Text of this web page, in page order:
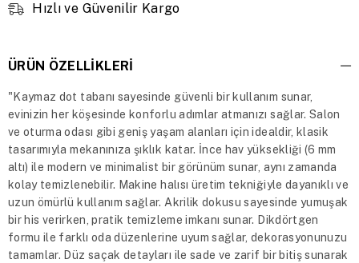
Hızlı ve Güvenilir Kargo
ÜRÜN ÖZELLIKLERI
"Kaymaz dot tabanı sayesinde güvenli bir kullanım sunar,
evinizin her köşesinde konforlu adımlar atmanızı sağlar. Salon
ve oturma odası gibi geniş yaşam alanları için idealdir, klasik
tasarımıyla mekanınıza şıklık katar. İnce hav yüksekliği (6 mm
altı) ile modern ve minimalist bir görünüm sunar, aynı zamanda
kolay temizlenebilir. Makine halısı üretim tekniğiyle dayanıklı ve
uzun ömürlü kullanım sağlar. Akrilik dokusu sayesinde yumuşak
bir his verirken, pratik temizleme imkanı sunar. Dikdörtgen
formu ile farklı oda düzenlerine uyum sağlar, dekorasyonunuzu
tamamlar. Düz saçak detayları ile sade ve zarif bir bitiş sunarak